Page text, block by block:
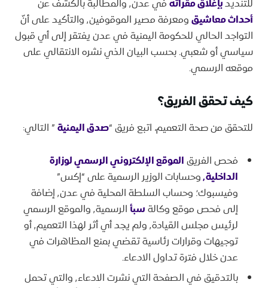
للتنديدبإغلاق مقراتهفي عدن٬ والمطالبة بالكشف عن
أحداث معاشيق
ومعرفة مصير الموقوفين٬ والتأكيد على أنّ
التواجد الحالي للحكومة اليمنية في عدن يفتقر إلى أي قبول
سياسي أو شعبي. بحسب البيان الذي نشره الانتقالي على
موقعه الرسمي.
كيف تحقق الفريق؟
للتحقق من صحة التعميم، اتبع فريق “صدق اليمنية” التالي:
فحص الفريقالموقع الإلكتروني الرسمي لوزارة
الداخلية٬ وحسابات الوزير الرسمية على “إكس”
وفيسبوك؛ وحساب السلطة المحلية في عدن٬ إضافة
إلى فحص موقع وكالةسبأ
الرسمية٬ والموقع الرسمي
لرئيس مجلس القيادة٬ ولم يجد أي أثر لهذا التعميم٬ أو
توجيهات وقرارات رئاسية تقضي بمنع المظاهرات في
عدن خلال فترة تداول الادعاء.
بالتدقيق في الصفحة التي نشرت الادعاء٬ والتي تحمل